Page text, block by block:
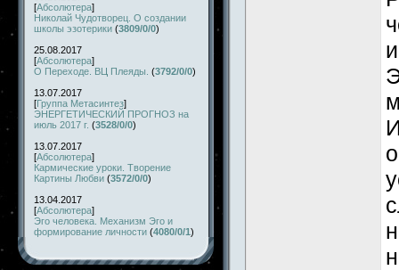
[Абсолютера]
Николай Чудотворец. О создании
школы эзотерики (3809/0/0)
25.08.2017
[Абсолютера]
О Переходе. ВЦ Плеяды. (3792/0/0)
13.07.2017
[Группа Метасинтез]
ЭНЕРГЕТИЧЕСКИЙ ПРОГНОЗ на
июль 2017 г. (3528/0/0)
13.07.2017
[Абсолютера]
Кармические уроки. Творение
Картины Любви (3572/0/0)
13.04.2017
[Абсолютера]
Эго человека. Механизм Эго и
формирование личности (4080/0/1)